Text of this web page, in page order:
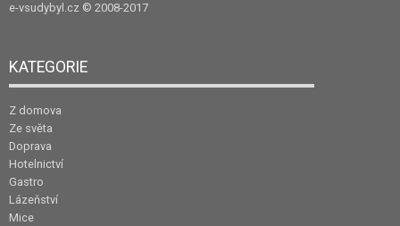
e-vsudybyl.cz © 2008-2017
KATEGORIE
Z domova
Ze světa
Doprava
Hotelnictví
Gastro
Lázeňství
Mice